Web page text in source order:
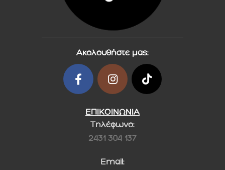
Ακολουθήστε μας:
ΕΠΙΚΟΙΝΩΝΙΑ
Τηλέφωνο:
2431 304 137
Email: